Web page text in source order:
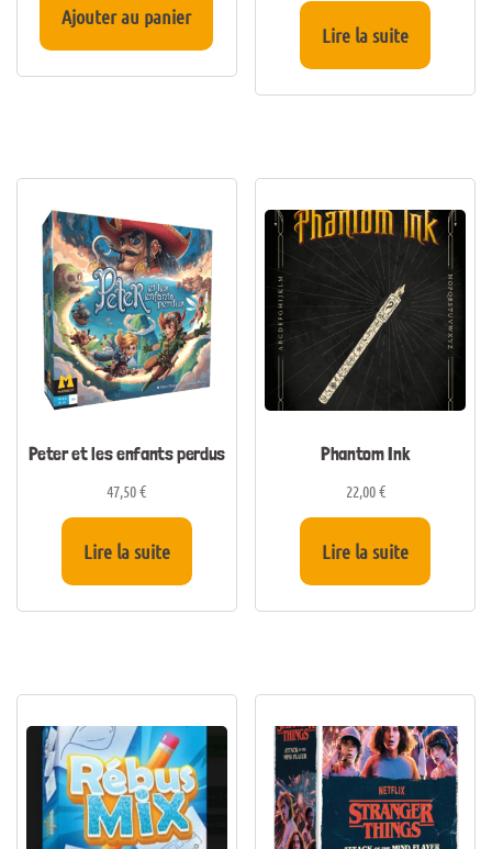
Ajouter au panier
Lire la suite
Peter et les enfants perdus
47,50€
Lire la suite
Phantom Ink
22,00€
Lire la suite